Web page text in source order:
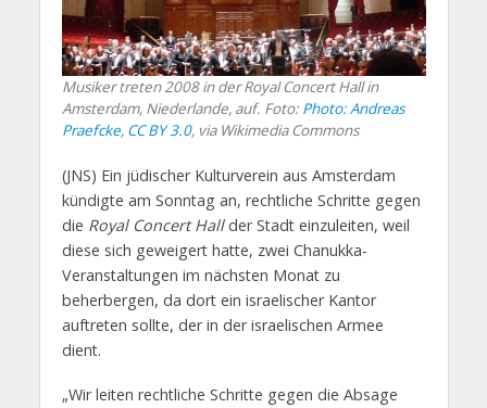
Musiker treten 2008 in der Royal Concert Hall in
Amsterdam, Niederlande, auf. Foto: Photo: Andreas
Praefcke, CC BY 3.0, via Wikimedia Commons
(JNS) Ein jüdischer Kulturverein aus Amsterdam
kündigte am Sonntag an, rechtliche Schritte gegen
die Royal Concert Hallder Stadt einzuleiten, weil
diese sich geweigert hatte, zwei Chanukka-
Veranstaltungen im nächsten Monat zu
beherbergen, da dort ein israelischer Kantor
auftreten sollte, der in der israelischen Armee
dient.
„Wir leiten rechtliche Schritte gegen die Absage